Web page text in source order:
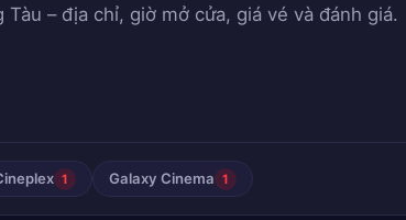
– địa chỉ, giờ mở cửa, giá vé và đánh giá.
1 Galaxy Cinema 1